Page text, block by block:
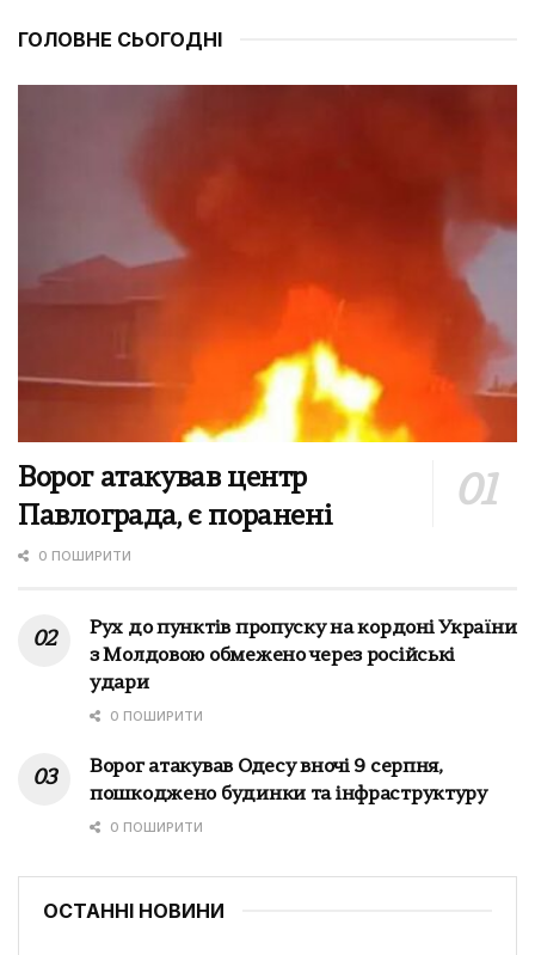
ГОЛОВНЕ СЬОГОДНІ
Ворог атакував центр
Павлограда, є поранені
0 ПОШИРИТИ
Рух до пунктів пропуску на кордоні України
з Молдовою обмежено через російські
удари
0 ПОШИРИТИ
Ворог атакував Одесу вночі 9 серпня,
пошкоджено будинки та інфраструктуру
0 ПОШИРИТИ
ОСТАННІ НОВИНИ